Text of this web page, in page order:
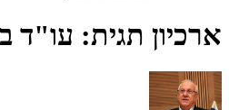
ארכיון תגית: עו"ד